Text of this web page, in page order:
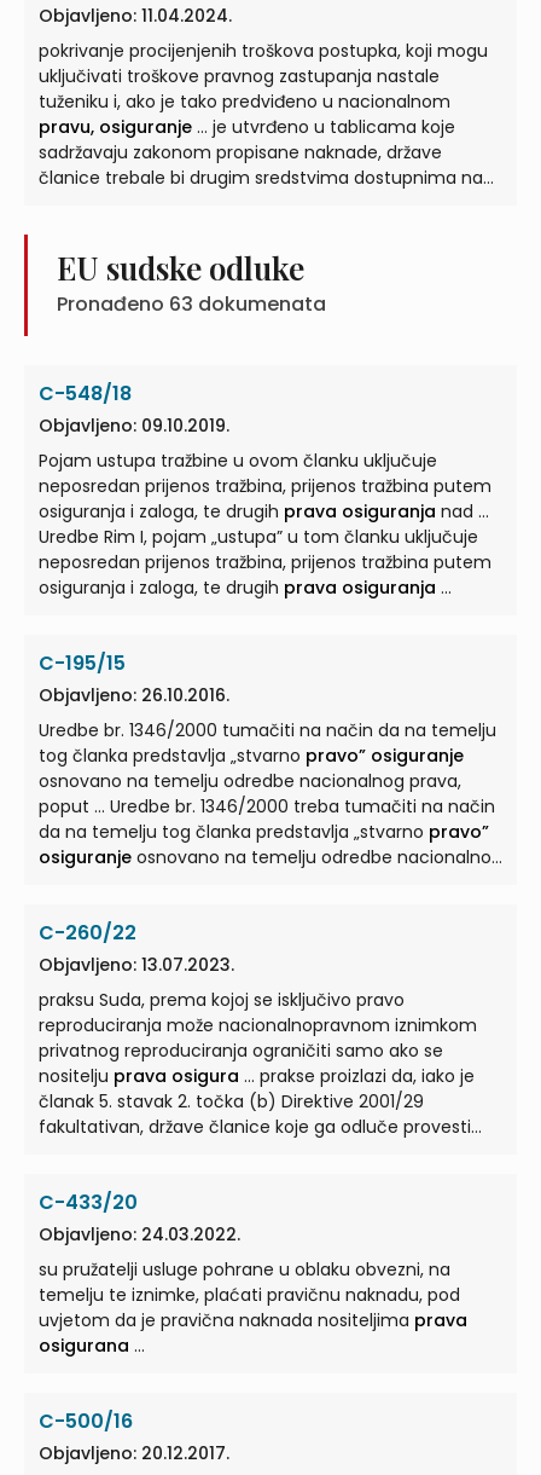
Objavljeno: 11.04.2024.
pokrivanje procijenjenih troškova postupka, koji mogu
uključivati troškove pravnog zastupanja nastale
tuženiku i, ako je tako predviđeno u nacionalnom
pravu, osiguranje ... je utvrđeno u tablicama koje
sadržavaju zakonom propisane naknade, države
članice trebale bi drugim sredstvima dostupnima na
troškove pravnog zastupanja nastale tuženiku i, ako je
tako predviđeno u nacionalnom
EU sudske odluke
Pronađeno 63 dokumenata
C-548/18
Objavljeno: 09.10.2019.
Pojam ustupa tražbine u ovom članku uključuje
neposredan prijenos tražbina, prijenos tražbina putem
osiguranja i zaloga, te drugih prava osiguranja nad ...
Uredbe Rim I, pojam „ustupa” u tom članku uključuje
neposredan prijenos tražbina, prijenos tražbina putem
osiguranja i zaloga, te drugih prava osiguranja ...
C-195/15
Objavljeno: 26.10.2016.
Uredbe br. 1346/2000 tumačiti na način da na temelju
tog članka predstavlja „stvarno pravo” osiguranje
osnovano na temelju odredbe nacionalnog prava,
poput ... Uredbe br. 1346/2000 treba tumačiti na način
da na temelju tog članka predstavlja „stvarno pravo”
osiguranje osnovano na temelju odredbe nacionalnog
C-260/22
Objavljeno: 13.07.2023.
praksu Suda, prema kojoj se isključivo pravo
reproduciranja može nacionalnopravnom iznimkom
privatnog reproduciranja ograničiti samo ako se
nositelju prava osigura ... prakse proizlazi da, iako je
članak 5. stavak 2. točka (b) Direktive 2001/29
fakultativan, države članice koje ga odluče provesti
skladu s tom odredbom nedvosmisleno nameće
bezuvjetnu i preciznu obvezu da nositeljima
ponegdje govori o potrebi za poticanjem kreativnosti,
u njima se isto tako govori i o potrebi da se nositeljima
prava osigura... pitanje ako bi države članice mogle
uvesti iznimku privatnog reproduciranja protivnu
nositeljima
C-433/20
Objavljeno: 24.03.2022.
su pružatelji usluge pohrane u oblaku obvezni, na
temelju te iznimke, plaćati pravičnu naknadu, pod
uvjetom da je pravična naknada nositeljima prava
osigurana ...
C-500/16
Objavljeno: 20.12.2017.